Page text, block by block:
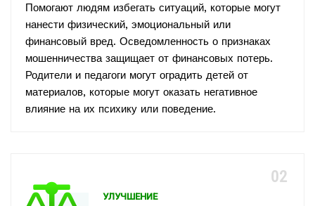
Помогают людям избегать ситуаций, которые могут
нанести физический, эмоциональный или
финансовый вред. Осведомленность о признаках
мошенничества защищает от финансовых потерь.
Родители и педагоги могут оградить детей от
материалов, которые могут оказать негативное
влияние на их психику или поведение.
УЛУЧШЕНИЕ